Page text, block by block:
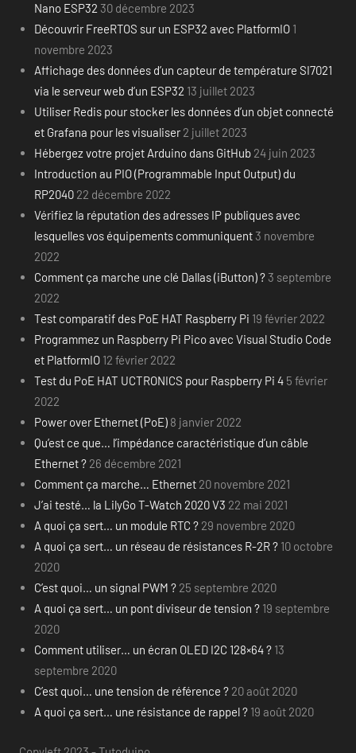
Nano ESP32 30 décembre 2023
Découvrir FreeRTOS sur un ESP32 avec PlatformIO 1
novembre 2023
Affichage des données d’un capteur de température SI7021
via le serveur web d’un ESP32 13 juillet 2023
Utiliser Redis pour stocker les données d’un objet connecté
et Grafana pour les visualiser 2 juillet 2023
Hébergez votre projet Arduino dans GitHub 24 juin 2023
Introduction au PIO (Programmable Input Output) du
RP2040 22 décembre 2022
Vérifiez la réputation des adresses IP publiques avec
lesquelles vos équipements communiquent 3 novembre
2022
Comment ça marche une clé Dallas (iButton) ? 3 septembre
2022
Test comparatif des PoE HAT Raspberry Pi 19 février 2022
Programmez un Raspberry Pi Pico avec Visual Studio Code
et PlatformIO 12 février 2022
Test du PoE HAT UCTRONICS pour Raspberry Pi 4 5 février
2022
Power over Ethernet (PoE) 8 janvier 2022
Qu’est ce que… l’impédance caractéristique d’un câble
Ethernet ? 26 décembre 2021
Comment ça marche… Ethernet 20 novembre 2021
J’ai testé… la LilyGo T-Watch 2020 V3 22 mai 2021
A quoi ça sert… un module RTC ? 29 novembre 2020
A quoi ça sert… un réseau de résistances R-2R ? 10 octobre
2020
C’est quoi… un signal PWM ? 25 septembre 2020
A quoi ça sert… un pont diviseur de tension ? 19 septembre
2020
Comment utiliser… un écran OLED I2C 128×64 ? 13
septembre 2020
C’est quoi… une tension de référence ? 20 août 2020
A quoi ça sert… une résistance de rappel ? 19 août 2020